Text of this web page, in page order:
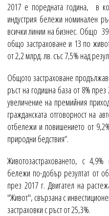
2017 е поредната година, в
индустрия бележи номинален
всички линии на бизнес. Общо
общо застраховане и 13 по
от 2,2 млрд. лв. със 7,5% над
Общото застраховане
ръст на годишна база от 8%
увеличение на премийния
гражданската отговорност на
отбележи и повишението от
природни бедствия“.
Животозастраховането, с
бележи по-добър резултат от
през 2017 г. Двигател на
"Живот", свързана с
застраховки с ръст от 25,3%.